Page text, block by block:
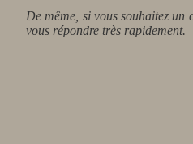
De même, si vous souhaitez
vous répondre très rapidement.